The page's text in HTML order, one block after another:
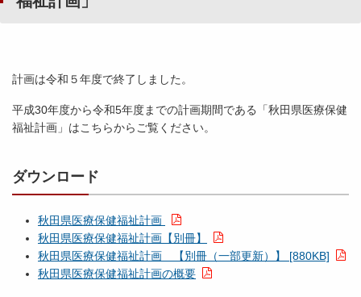
計画は令和５年度で終了しました。
平成30年度から令和5年度までの計画期間である「秋田県医療保健
福祉計画」はこちらからご覧ください。
ダウンロード
秋田県医療保健福祉計画
秋田県医療保健福祉計画【別冊】
秋田県医療保健福祉計画 【別冊（一部更新）】 [880KB]
秋田県医療保健福祉計画の概要